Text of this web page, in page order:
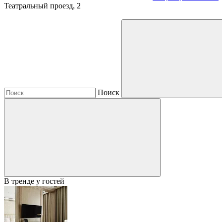
Театральный проезд, 2
Поиск
В тренде у гостей